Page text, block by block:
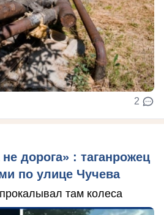
2
дорога» : таганрожец
по улице Чучева
там колеса